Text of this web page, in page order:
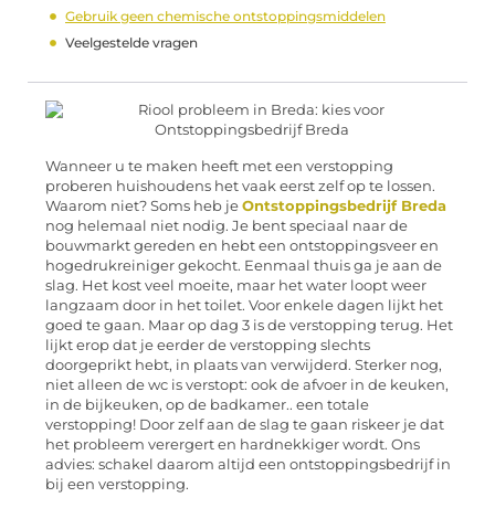
Gebruik geen chemische ontstoppingsmiddelen
Veelgestelde vragen
Wanneer u te maken heeft met een verstopping
proberen huishoudens het vaak eerst zelf op te lossen.
Waarom niet? Soms heb je Ontstoppingsbedrijf Breda
nog helemaal niet nodig. Je bent speciaal naar de
bouwmarkt gereden en hebt een ontstoppingsveer en
hogedrukreiniger gekocht. Eenmaal thuis ga je aan de
slag. Het kost veel moeite, maar het water loopt weer
langzaam door in het toilet. Voor enkele dagen lijkt het
goed te gaan. Maar op dag 3 is de verstopping terug. Het
lijkt erop dat je eerder de verstopping slechts
doorgeprikt hebt, in plaats van verwijderd. Sterker nog,
niet alleen de wc is verstopt: ook de afvoer in de keuken,
in de bijkeuken, op de badkamer.. een totale
verstopping! Door zelf aan de slag te gaan riskeer je dat
het probleem verergert en hardnekkiger wordt. Ons
advies: schakel daarom altijd een ontstoppingsbedrijf in
bij een verstopping.